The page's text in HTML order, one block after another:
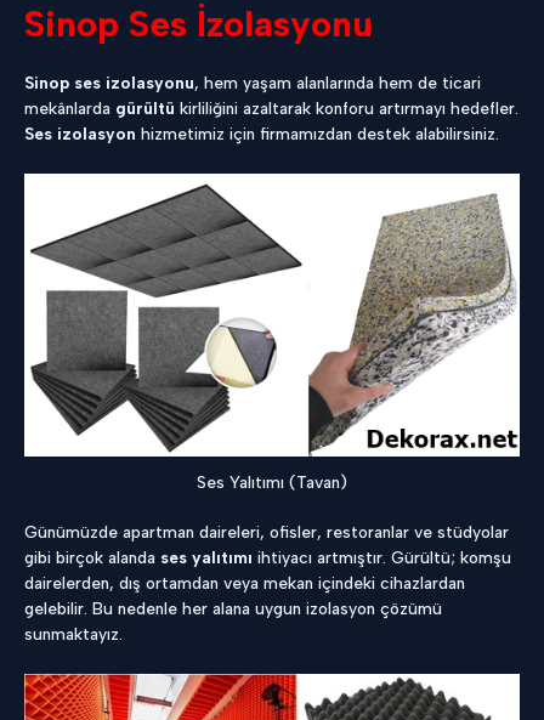
Sinop Ses İzolasyonu
Sinop ses izolasyonu, hem yaşam alanlarında hem de ticari
mekânlarda gürültü kirliliğini azaltarak konforu artırmayı hedefler.
Ses izolasyon hizmetimiz için firmamızdan destek alabilirsiniz.
Ses Yalıtımı (Tavan)
Günümüzde apartman daireleri, ofisler, restoranlar ve stüdyolar
gibi birçok alanda ses yalıtımı ihtiyacı artmıştır. Gürültü; komşu
dairelerden, dış ortamdan veya mekan içindeki cihazlardan
gelebilir. Bu nedenle her alana uygun izolasyon çözümü
sunmaktayız.